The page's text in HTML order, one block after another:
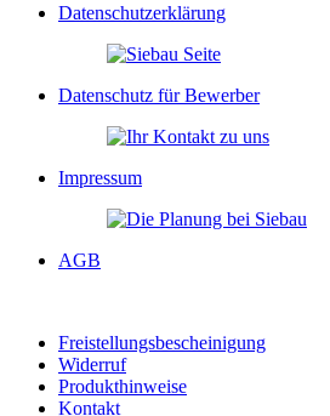
Datenschutzerklärung
Datenschutz für Bewerber
Impressum
AGB
Freistellungsbescheinigung
Widerruf
Produkthinweise
Kontakt